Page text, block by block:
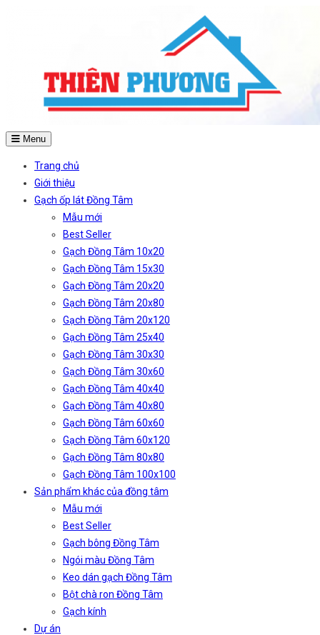
Menu
Trang chủ
Giới thiệu
Gạch ốp lát Đồng Tâm
Mẫu mới
Best Seller
Gạch Đồng Tâm 10x20
Gạch Đồng Tâm 15x30
Gạch Đồng Tâm 20x20
Gạch Đồng Tâm 20x80
Gạch Đồng Tâm 20x120
Gạch Đồng Tâm 25x40
Gạch Đồng Tâm 30x30
Gạch Đồng Tâm 30x60
Gạch Đồng Tâm 40x40
Gạch Đồng Tâm 40x80
Gạch Đồng Tâm 60x60
Gạch Đồng Tâm 60x120
Gạch Đồng Tâm 80x80
Gạch Đồng Tâm 100x100
Sản phẩm khác của đồng tâm
Mẫu mới
Best Seller
Gạch bông Đồng Tâm
Ngói màu Đồng Tâm
Keo dán gạch Đồng Tâm
Bột chà ron Đồng Tâm
Gạch kính
Dự án